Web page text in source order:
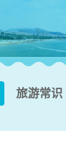
旅游常识